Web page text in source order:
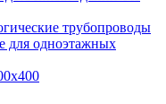
трубопроводы
для одноэтажных